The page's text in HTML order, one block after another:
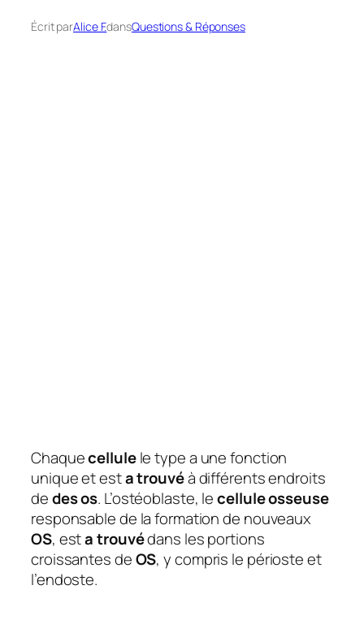
Écrit parAlice F.dansQuestions & Réponses
Chaquecellulele type a une fonction
unique et esta trouvéà différents endroits
dedes os. L’ostéoblaste, lecellule osseuse
responsable de la formation de nouveaux
OS, esta trouvédans les portions
croissantes deOS, y compris le périoste et
l’endoste.